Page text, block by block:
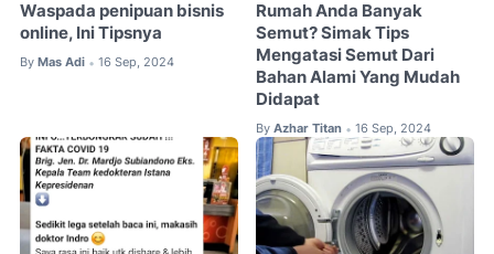
Waspada penipuan bisnis
online, Ini Tipsnya
By Mas Adi • 16 Sep, 2024
Rumah Anda Banyak
Semut? Simak Tips
Mengatasi Semut Dari
Bahan Alami Yang Mudah
Didapat
By Azhar Titan • 16 Sep, 2024